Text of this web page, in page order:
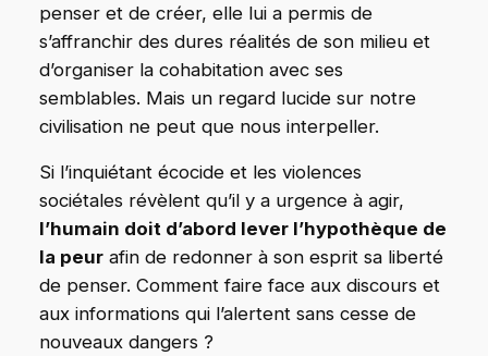
penser et de créer, elle lui a permis de
s’affranchir des dures réalités de son milieu et
d’organiser la cohabitation avec ses
semblables. Mais un regard lucide sur notre
civilisation ne peut que nous interpeller.
Si l’inquiétant écocide et les violences
sociétales révèlent qu’il y a urgence à agir,
l’humain doit d’abord lever l’hypothèque de
la peurafin de redonner à son esprit sa liberté
de penser. Comment faire face aux discours et
aux informations qui l’alertent sans cesse de
nouveaux dangers ?